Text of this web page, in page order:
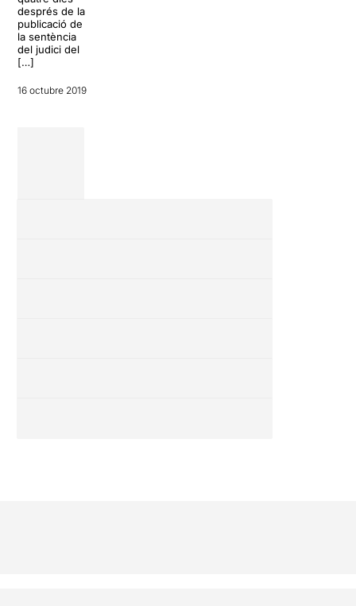
després de la
publicació de
la sentència
del judici del
[…]
16 octubre 2019